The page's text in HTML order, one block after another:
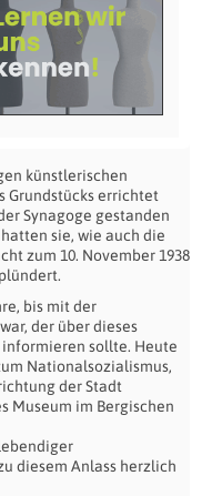
künstlerischen
Grundstücks errichtet
Synagoge gestanden
sie, wie auch die
zum 10. November 1938
bis mit der
der über dieses
sollte. Heute
Nationalsozialismus,
der Stadt
Museum im Bergischen
diesem Anlass herzlich